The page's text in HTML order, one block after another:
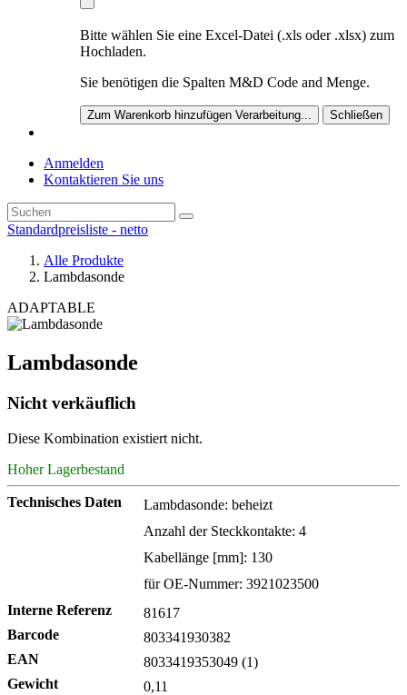
Bitte wählen Sie eine Excel-Datei (.xls oder .xlsx) zum
Hochladen.
Sie benötigen die Spalten M&D Code and Menge.
Zum Warenkorb hinzufügen Verarbeitung... Schließen
Anmelden
Kontaktieren Sie uns
Standardpreisliste - netto
Alle Produkte
Lambdasonde
ADAPTABLE
Lambdasonde
Nicht verkäuflich
Diese Kombination existiert nicht.
Hoher Lagerbestand
Technisches Daten
Lambdasonde: beheizt
Anzahl der Steckkontakte: 4
Kabellänge [mm]: 130
für OE-Nummer: 3921023500
Interne Referenz
81617
Barcode
803341930382
EAN
8033419353049 (1)
Gewicht
0,11